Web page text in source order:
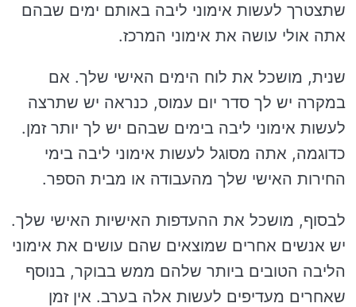
שתצטרך לעשות אימוני ליבה באותם ימים שבהם
אתה אולי עושה את אימוני המרכז.
שנית, מושכל את לוח הימים האישי שלך. אם
במקרה יש לך סדר יום עמוס, כנראה יש שתרצה
לעשות אימוני ליבה בימים שבהם יש לך יותר זמן.
כדוגמה, אתה מסוגל לעשות אימוני ליבה בימי
החירות האישי שלך מהעבודה או מבית הספר.
לבסוף, מושכל את ההעדפות האישיות האישי שלך.
יש אנשים אחרים שמוצאים שהם עושים את אימוני
הליבה הטובים ביותר שלהם ממש בבוקר, בנוסף
שאחרים מעדיפים לעשות אלה בערב. אין זמן